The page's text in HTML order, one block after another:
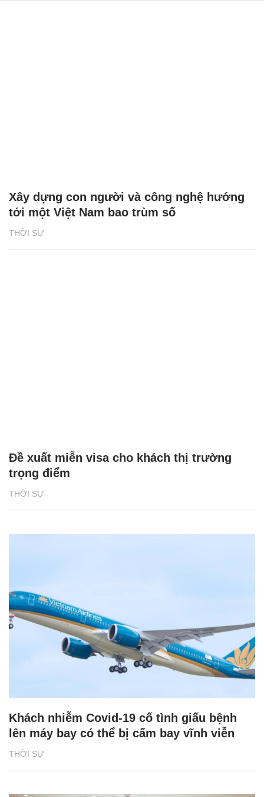
THỜI SỰ
Xây dựng con người và công nghệ hướng
tới một Việt Nam bao trùm số
THỜI SỰ
Đề xuất miễn visa cho khách thị trường
trọng điểm
THỜI SỰ
Khách nhiễm Covid-19 cố tình giấu bệnh
lên máy bay có thể bị cấm bay vĩnh viễn